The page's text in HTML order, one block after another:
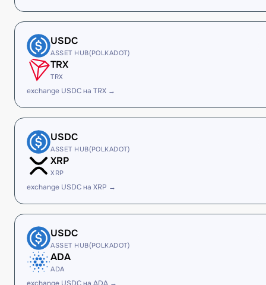
USDC
ASSET HUB(POLKADOT)
TRX
TRX
exchange USDC на TRX →
USDC
ASSET HUB(POLKADOT)
XRP
XRP
exchange USDC на XRP →
USDC
ASSET HUB(POLKADOT)
ADA
ADA